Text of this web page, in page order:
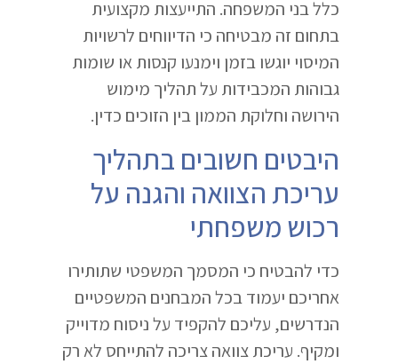
כלל בני המשפחה. התייעצות מקצועית
בתחום זה מבטיחה כי הדיווחים לרשויות
המיסוי יוגשו בזמן וימנעו קנסות או שומות
גבוהות המכבידות על תהליך מימוש
הירושה וחלוקת הממון בין הזוכים כדין.
היבטים חשובים בתהליך
עריכת הצוואה והגנה על
רכוש משפחתי
כדי להבטיח כי המסמך המשפטי שתותירו
אחריכם יעמוד בכל המבחנים המשפטיים
הנדרשים, עליכם להקפיד על ניסוח מדוייק
ומקיף. עריכת צוואה צריכה להתייחס לא רק